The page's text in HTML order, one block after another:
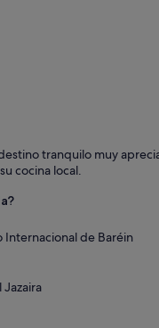
Relax y Mar
tranquilo muy
cocina local.
Internacional de Baréin
Jazaira